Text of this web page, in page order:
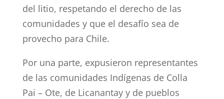
del litio, respetando el derecho de las
comunidades y que el desafío sea de
provecho para Chile.
Por una parte, expusieron representantes
de las comunidades Indígenas de Colla
Pai – Ote, de Licanantay y de pueblos